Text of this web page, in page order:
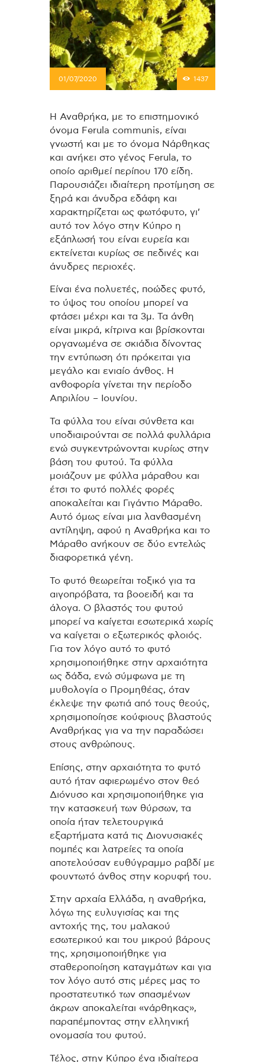
01/07/2020 1437
Η Αναθρήκα, με το επιστημονικό
όνομα Ferula communis, είναι
γνωστή και με το όνομα Νάρθηκας
και ανήκει στο γένος Ferula, το
οποίο αριθμεί περίπου 170 είδη.
Παρουσιάζει ιδιαίτερη προτίμηση σε
ξηρά και άνυδρα εδάφη και
χαρακτηρίζεται ως φωτόφυτο, γι’
αυτό τον λόγο στην Κύπρο η
εξάπλωσή του είναι ευρεία και
εκτείνεται κυρίως σε πεδινές και
άνυδρες περιοχές.
Είναι ένα πολυετές, ποώδες φυτό,
το ύψος του οποίου μπορεί να
φτάσει μέχρι και τα 3μ. Τα άνθη
είναι μικρά, κίτρινα και βρίσκονται
οργανωμένα σε σκιάδια δίνοντας
την εντύπωση ότι πρόκειται για
μεγάλο και ενιαίο άνθος. Η
ανθοφορία γίνεται την περίοδο
Απριλίου – Ιουνίου.
Τα φύλλα του είναι σύνθετα και
υποδιαιρούνται σε πολλά φυλλάρια
ενώ συγκεντρώνονται κυρίως στην
βάση του φυτού. Τα φύλλα
μοιάζουν με φύλλα μάραθου και
έτσι το φυτό πολλές φορές
αποκαλείται και Γιγάντιο Μάραθο.
Αυτό όμως είναι μια λανθασμένη
αντίληψη, αφού η Αναθρήκα και το
Μάραθο ανήκουν σε δύο εντελώς
διαφορετικά γένη.
Το φυτό θεωρείται τοξικό για τα
αιγοπρόβατα, τα βοοειδή και τα
άλογα. Ο βλαστός του φυτού
μπορεί να καίγεται εσωτερικά χωρίς
να καίγεται ο εξωτερικός φλοιός.
Για τον λόγο αυτό το φυτό
χρησιμοποιήθηκε στην αρχαιότητα
ως δάδα, ενώ σύμφωνα με τη
μυθολογία ο Προμηθέας, όταν
έκλεψε την φωτιά από τους θεούς,
χρησιμοποίησε κούφιους βλαστούς
Αναθρήκας για να την παραδώσει
στους ανθρώπους.
Επίσης, στην αρχαιότητα το φυτό
αυτό ήταν αφιερωμένο στον θεό
Διόνυσο και χρησιμοποιήθηκε για
την κατασκευή των θύρσων, τα
οποία ήταν τελετουργικά
εξαρτήματα κατά τις Διονυσιακές
πομπές και λατρείες τα οποία
αποτελούσαν ευθύγραμμο ραβδί με
φουντωτό άνθος στην κορυφή του.
Στην αρχαία Ελλάδα, η αναθρήκα,
λόγω της ευλυγισίας και της
αντοχής της, του μαλακού
εσωτερικού και του μικρού βάρους
της, χρησιμοποιήθηκε για
σταθεροποίηση καταγμάτων και για
τον λόγο αυτό στις μέρες μας το
προστατευτικό των σπασμένων
άκρων αποκαλείται «νάρθηκας»,
παραπέμποντας στην ελληνική
ονομασία του φυτού.
Τέλος, στην Κύπρο ένα ιδιαίτερα